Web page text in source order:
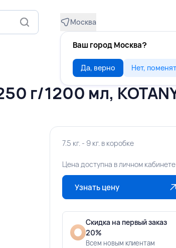
Москва
Ваш город Москва?
Да, верно Нет,
г/1200 мл,
7.5 кг. - 9 кг. в коробке
Цена доступна в личном кабинете
Узнать цену
Скидка на первый заказ
20%
Всем новым клиентам